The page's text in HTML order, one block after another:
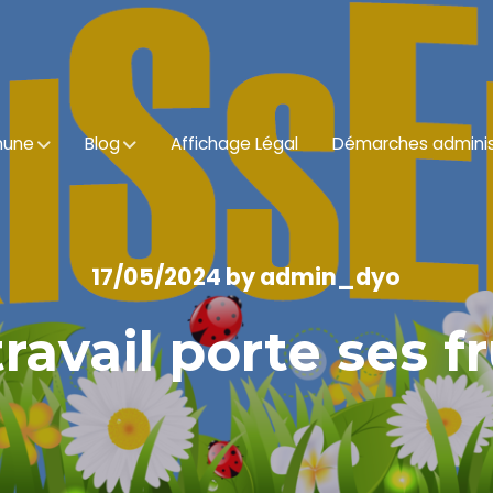
Blog Affichage Légal Démarches
17/05/2024 byadmin_dyo
porte ses